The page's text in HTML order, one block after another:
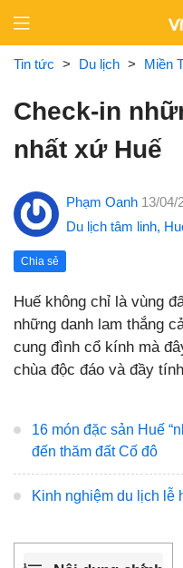
content
Tin tức > Du lịch > Miền
Check-in
nhất xứ Huế
Phạm Oanh 13/04/
Du lịch tâm linh,
Chia sẻ
Huế không chỉ là vùng
những danh lam thắng
cung đình cổ kính mà
chùa độc đáo và đầy
16 món đặc sản Huế
đến thăm đất Cố đô
Kinh nghiệm du lịch lễ